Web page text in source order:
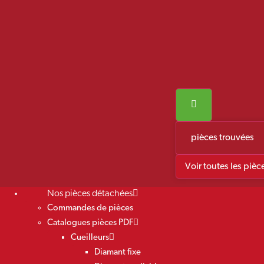
pièces trouvées
Voir toutes les
Nos pièces détachées
Commandes de pièces
Catalogues pièces PDF
Cueilleurs
Diamant fixe